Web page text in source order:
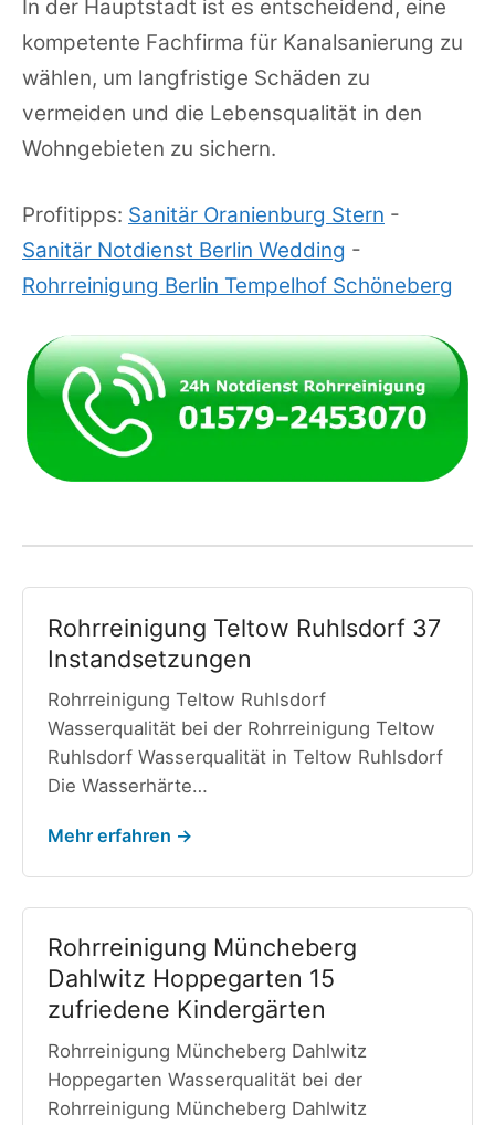
In der Hauptstadt ist es entscheidend, eine
kompetente Fachfirma für Kanalsanierung zu
wählen, um langfristige Schäden zu
vermeiden und die Lebensqualität in den
Wohngebieten zu sichern.
Profitipps: Sanitär Oranienburg Stern -
Sanitär Notdienst Berlin Wedding -
Rohrreinigung Berlin Tempelhof Schöneberg
Rohrreinigung Teltow Ruhlsdorf 37
Instandsetzungen
Rohrreinigung Teltow Ruhlsdorf
Wasserqualität bei der Rohrreinigung Teltow
Ruhlsdorf Wasserqualität in Teltow Ruhlsdorf
Die Wasserhärte…
Mehr erfahren →
Rohrreinigung Müncheberg
Dahlwitz Hoppegarten 15
zufriedene Kindergärten
Rohrreinigung Müncheberg Dahlwitz
Hoppegarten Wasserqualität bei der
Rohrreinigung Müncheberg Dahlwitz